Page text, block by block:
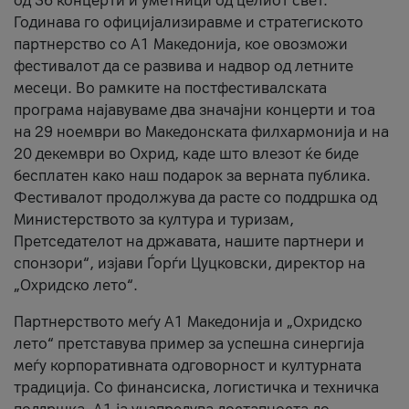
Годинава го официјализиравме и стратегиското
партнерство со А1 Македонија, кое овозможи
фестивалот да се развива и надвор од летните
месеци. Во рамките на постфестивалската
програма најавуваме два значајни концерти и тоа
на 29 ноември во Македонската филхармонија и на
20 декември во Охрид, каде што влезот ќе биде
бесплатен како наш подарок за верната публика.
Фестивалот продолжува да расте со поддршка од
Министерството за култура и туризам,
Претседателот на државата, нашите партнери и
спонзори“, изјави Ѓорѓи Цуцковски, директор на
„Охридско лето“.
Партнерството меѓу A1 Македонија и „Охридско
лето“ претставува пример за успешна синергија
меѓу корпоративната одговорност и културната
традиција. Со финансиска, логистичка и техничка